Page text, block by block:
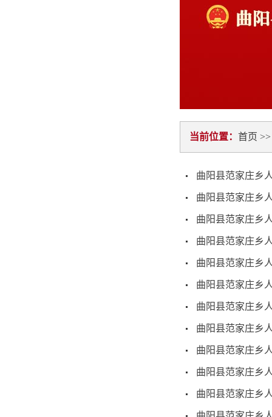
当前位置： 首页
曲阳县范家庄乡
曲阳县范家庄乡
曲阳县范家庄乡
曲阳县范家庄乡
曲阳县范家庄乡
曲阳县范家庄乡
曲阳县范家庄乡
曲阳县范家庄乡
曲阳县范家庄乡
曲阳县范家庄乡
曲阳县范家庄乡